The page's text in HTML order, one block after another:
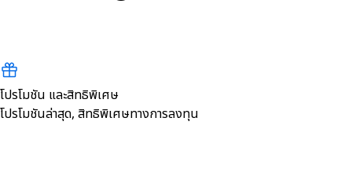
โปรโมชัน และสิทธิพิเศษ
โปรโมชันล่าสุด, สิทธิพิเศษทางการลงทุน